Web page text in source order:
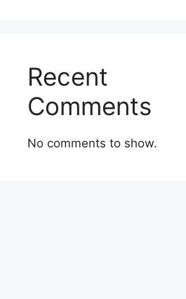
Recent
Comments
No comments to show.